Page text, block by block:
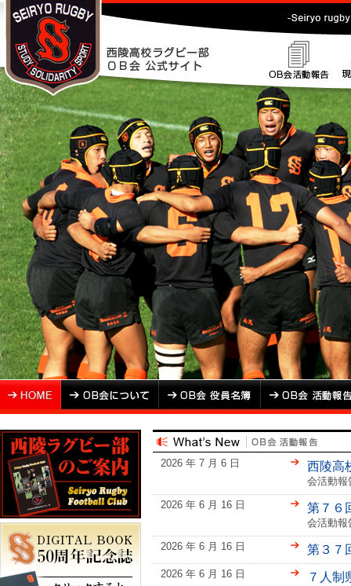
2026 年 7 月 6 日 西陵高
会活動報
2026 年 6 月 16 日
第７６
会活動報
2026 年 6 月 16 日
第３７
2026 年 6 月 16 日 ７人制